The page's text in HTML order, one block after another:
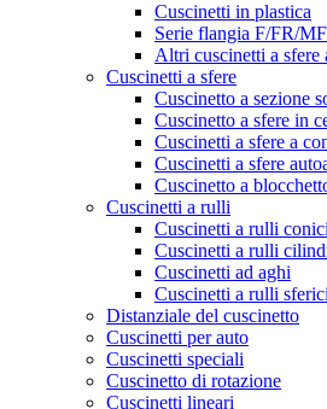
Cuscinetti in plastica
Serie flangia F/FR/MF
Altri cuscinetti a sfere
Cuscinetti a sfere
Cuscinetto a sezione
Cuscinetto a sfere in
Cuscinetti a sfere a
Cuscinetti a sfere
Cuscinetto a
Cuscinetti a rulli
Cuscinetti a rulli conici
Cuscinetti a rulli
Cuscinetti ad aghi
Cuscinetti a rulli sferici
Distanziale del cuscinetto
Cuscinetti per auto
Cuscinetti speciali
Cuscinetto di rotazione
Cuscinetti lineari